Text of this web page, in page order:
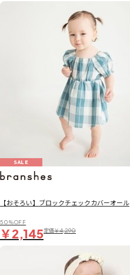
SALE
【おそろい】ブロックチェックカバーオール
50％OFF
￥2,145定価￥4,290